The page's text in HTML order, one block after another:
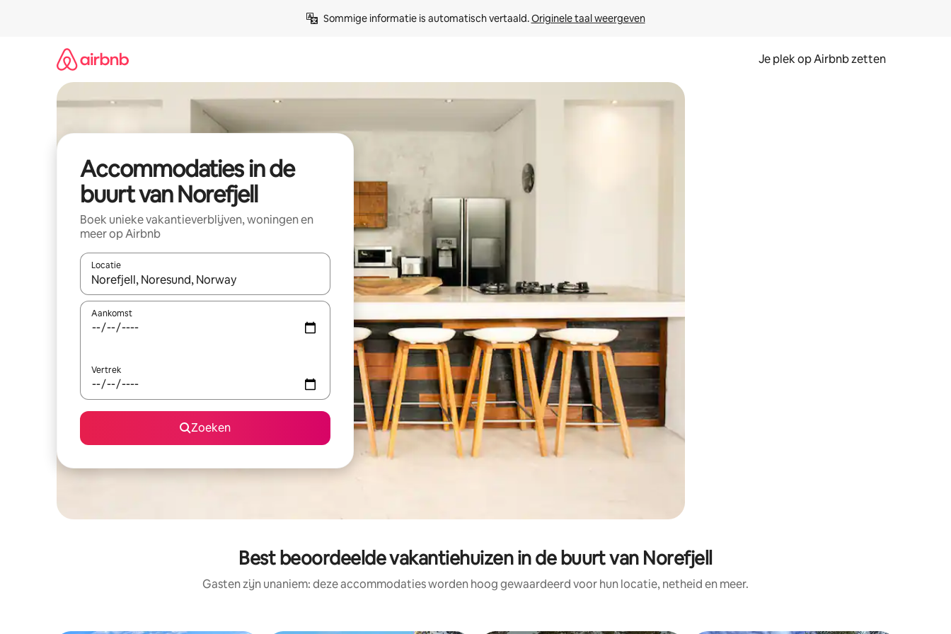
Sommige informatie is automatisch vertaald. Originele taal weergeven
Je plek op Airbnb zetten
Accommodaties in de
buurt van Norefjell
Boek unieke vakantieverblijven, woningen en
meer op Airbnb
Locatie
Wanneer er resultaten beschikbaar zijn, maak je een keuze met je de pijltjestoetsen omhoog en omlaag, óf door te tikken of swipen.
Aankomst
Vertrek
Zoeken
Best beoordeelde vakantiehuizen in de buurt van Norefjell
Gasten zijn unaniem: deze accommodaties worden hoog gewaardeerd voor hun locatie, netheid en meer.